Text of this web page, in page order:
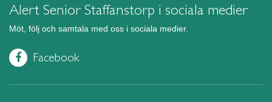
Alert Senior Staffanstorp i sociala medier
Möt, följ och samtala med oss i sociala medier.
Facebook